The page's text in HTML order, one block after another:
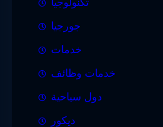
جورجيا
خدمات
خدمات وظائف
دول سياحية
ديكور